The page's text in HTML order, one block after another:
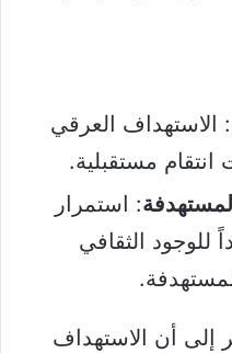
: الاستهداف العرقي
مستقبلية.
: استمرار
للوجود الثقافي
إلى أن الاستهداف